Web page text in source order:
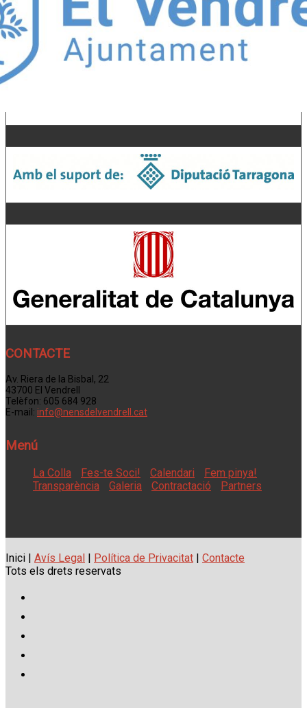
CONTACTE
Av. Riera de la Bisbal, 22
43700 El Vendrell
Telèfon: 605 684 928
E-mail: info@nensdelvendrell.cat
Menú
La Colla Fes-te Soci! Calendari
Fem pinya!
Transparència
Galeria Contractació Partners
Inici | Avís Legal Política de Privacitat
Contacte
Tots els drets reservats